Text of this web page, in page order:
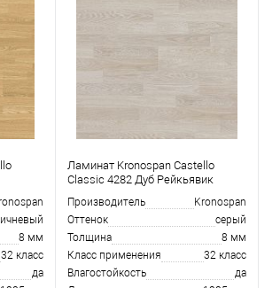
8 мм
32 класс
да
Ламинат Kronospan Castello
Classic 4282 Дуб Рейкьявик
Производитель
Kronospan
Оттенок
серый
Толщина
8 мм
Класс применения
32 класс
Влагостойкость
да